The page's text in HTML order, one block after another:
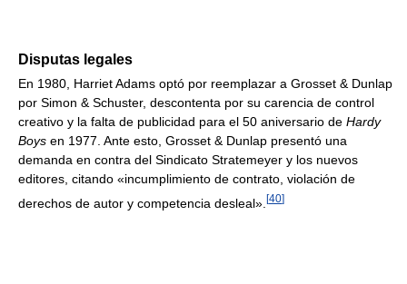
Disputas legales
En 1980, Harriet Adams optó por reemplazar a Grosset & Dunlap
por Simon & Schuster, descontenta por su carencia de control
creativo y la falta de publicidad para el 50 aniversario de Hardy
Boys en 1977. Ante esto, Grosset & Dunlap presentó una
demanda en contra del Sindicato Stratemeyer y los nuevos
editores, citando «incumplimiento de contrato, violación de
derechos de autor y competencia desleal». [40]